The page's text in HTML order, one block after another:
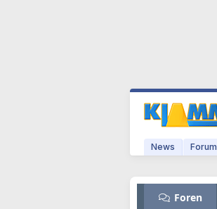
News Forum
Foren